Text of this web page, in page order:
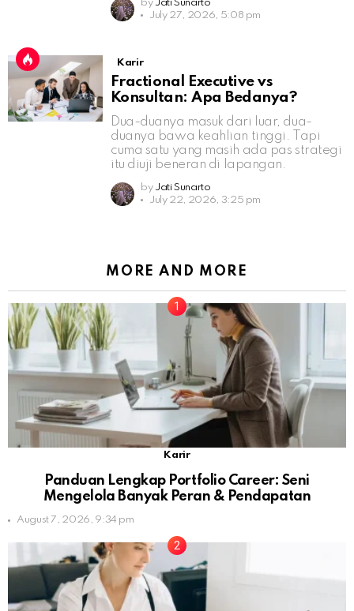
by Jati Sunarto
July 27, 2026, 5:08 pm
Karir
Fractional Executive vs
Konsultan: Apa Bedanya?
Dua-duanya masuk dari luar, dua-
duanya bawa keahlian tinggi. Tapi
cuma satu yang masih ada pas strategi
itu diuji beneran di lapangan.
by Jati Sunarto
July 22, 2026, 3:25 pm
MORE AND MORE
Karir
Panduan Lengkap Portfolio Career: Seni
Mengelola Banyak Peran & Pendapatan
August 7, 2026, 9:34 pm